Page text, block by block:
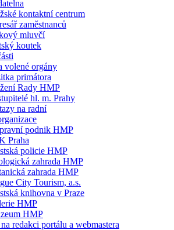
kontaktní centrum
zaměstnanců
mluvčí
koutek
volené orgány
primátora
Rady HMP
hl. m. Prahy
na radní
podnik HMP
Praha
policie HMP
zahrada HMP
zahrada HMP
City Tourism, a.s.
knihovna v Praze
HMP
HMP
redakci portálu a webmastera